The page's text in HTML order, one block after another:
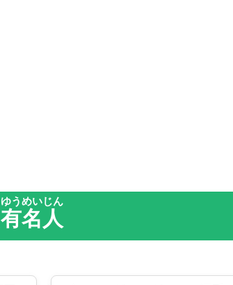
有名人
ゆうめいじん